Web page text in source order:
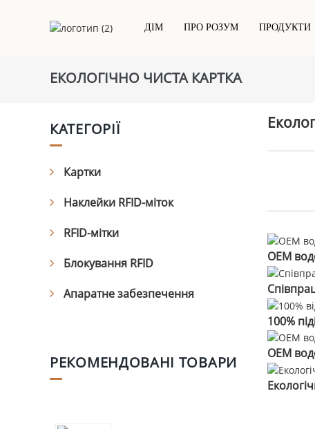
ДІМ ПРО РОЗУМ ПРОДУКТИ
RFID / NFC-Картка
RFID-Епоксидна Картка
Металева Картка
RFID-Мокра Інкрустація/наклейка
ЕКОЛОГІЧНО ЧИСТА КАРТКА
КАТЕГОРІЇ
Картки
Наклейки RFID-міток
RFID-мітки
Блокування RFID
Апаратне забезпечення
РЕКОМЕНДОВАНІ ТОВАРИ
OEM
100%
OEM